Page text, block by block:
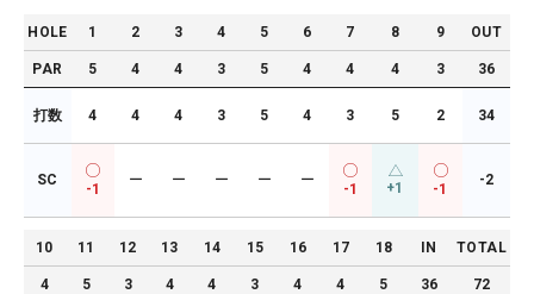
HOLE 1 2 3 4 5 6 7 8 9 OUT
PAR 5 4 4 3 5 4 4 4 3 36
打数 4 4 4 3 5 4 3 5 2 34
SC
-1
ー ー ー ー ー
-1 +1 -1
-2
10 11 12 13 14 15 16 17 18 IN TOTAL
4 5 3 4 4 3 4 4 5 36 72